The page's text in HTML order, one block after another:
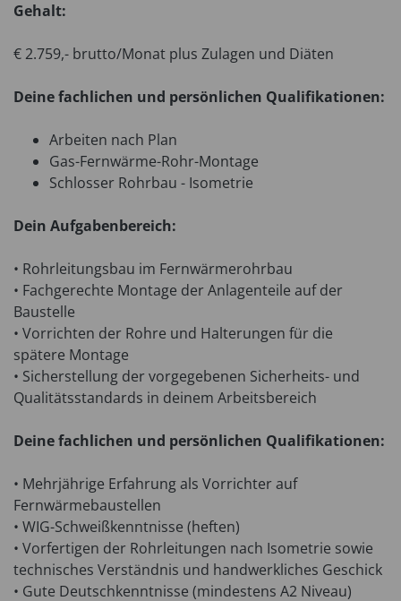
Gehalt:
€ 2.759,- brutto/Monat plus Zulagen und Diäten
Deine fachlichen und persönlichen Qualifikationen:
Arbeiten nach Plan
Gas-Fernwärme-Rohr-Montage
Schlosser Rohrbau - Isometrie
Dein Aufgabenbereich:
• Rohrleitungsbau im Fernwärmerohrbau
• Fachgerechte Montage der Anlagenteile auf der
Baustelle
• Vorrichten der Rohre und Halterungen für die
spätere Montage
• Sicherstellung der vorgegebenen Sicherheits- und
Qualitätsstandards in deinem Arbeitsbereich
Deine fachlichen und persönlichen Qualifikationen:
• Mehrjährige Erfahrung als Vorrichter auf
Fernwärmebaustellen
• WIG-Schweißkenntnisse (heften)
• Vorfertigen der Rohrleitungen nach Isometrie sowie
technisches Verständnis und handwerkliches Geschick
• Gute Deutschkenntnisse (mindestens A2 Niveau)